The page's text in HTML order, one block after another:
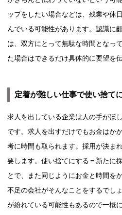
ップをしたい場合などは、残業や休
んでいる可能性があります。認識に
は、双方にとって無駄な時間となっ
た場合はできるだけ具体的に要望を
定着が難しい仕事で使い捨て
求人を出している企業は人の手がほ
です。求人を出すだけでもお金はか
考に時間も取られます。採用が決ま
要します。使い捨てにする＝新たに
とで、また同じようにお金と時間を
不足の会社がそんなことをするでし
が紛れている可能性もあるので一概